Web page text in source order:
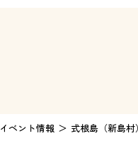
イベント情報 式根島（新島